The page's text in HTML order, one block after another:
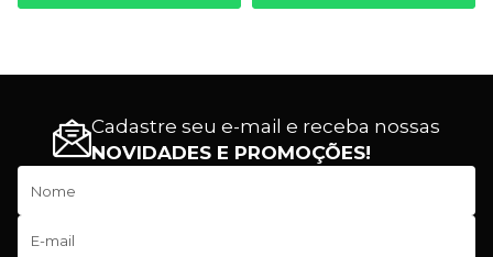
Cadastre seu e-mail e receba nossas
NOVIDADES E PROMOÇÕES!